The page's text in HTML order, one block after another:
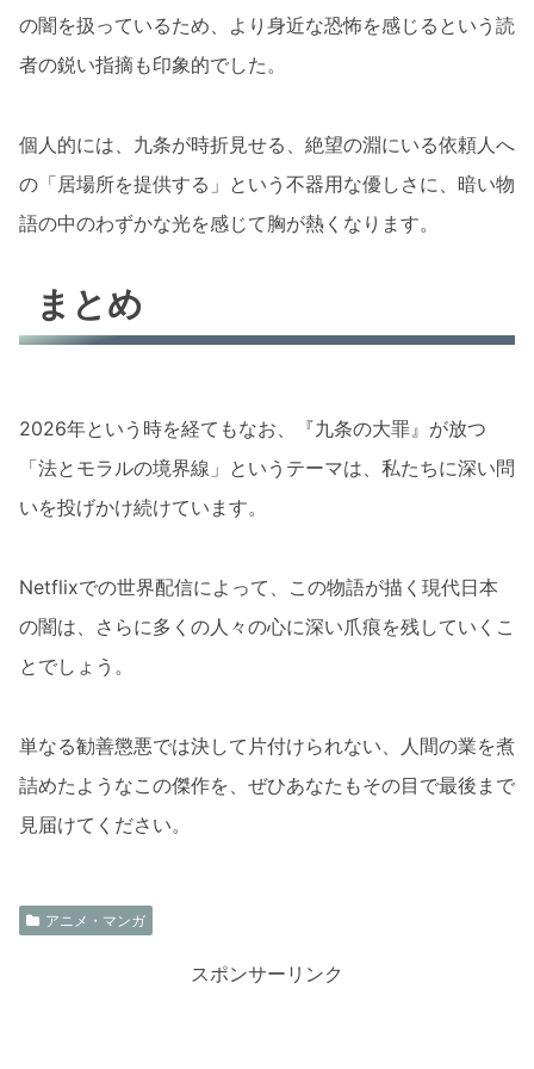
の闇を扱っているため、より身近な恐怖を感じるという読
者の鋭い指摘も印象的でした。
個人的には、九条が時折見せる、絶望の淵にいる依頼人へ
の「居場所を提供する」という不器用な優しさに、暗い物
語の中のわずかな光を感じて胸が熱くなります。
まとめ
2026年という時を経てもなお、『九条の大罪』が放つ
「法とモラルの境界線」というテーマは、私たちに深い問
いを投げかけ続けています。
Netflixでの世界配信によって、この物語が描く現代日本
の闇は、さらに多くの人々の心に深い爪痕を残していくこ
とでしょう。
単なる勧善懲悪では決して片付けられない、人間の業を煮
詰めたようなこの傑作を、ぜひあなたもその目で最後まで
見届けてください。
アニメ・マンガ
スポンサーリンク